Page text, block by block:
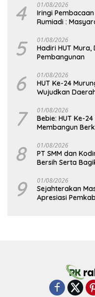
4 01/08/2026
Iringi Pembacaan
Rumiadi : Masyarakat
5 01/08/2026
Hadiri HUT
Pembangunan
6 01/08/2026
HUT Ke-24
Wujudkan
7 01/08/2026
Bebie: HUT Ke-
Membangun
8 01/08/2026
PT SMM dan
Bersih Serta
9 01/08/2026
Sejahterakan
Apresiasi